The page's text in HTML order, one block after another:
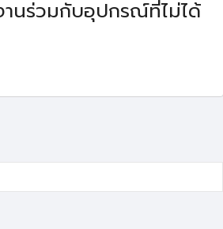
านร่วมกับอุปกรณ์ที่ไม่ได้